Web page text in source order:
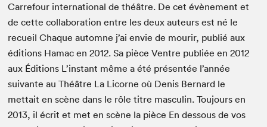
Carrefour international de théâtre. De cet évènement et
de cette collaboration entre les deux auteurs est né le
recueil Chaque automne j’ai envie de mourir, publié aux
éditions Hamac en 2012. Sa pièce Ventre publiée en 2012
aux Éditions L’instant même a été présentée l’année
suivante au Théâtre La Licorne où Denis Bernard le
mettait en scène dans le rôle titre masculin. Toujours en
2013, il écrit et met en scène la pièce En dessous de vos